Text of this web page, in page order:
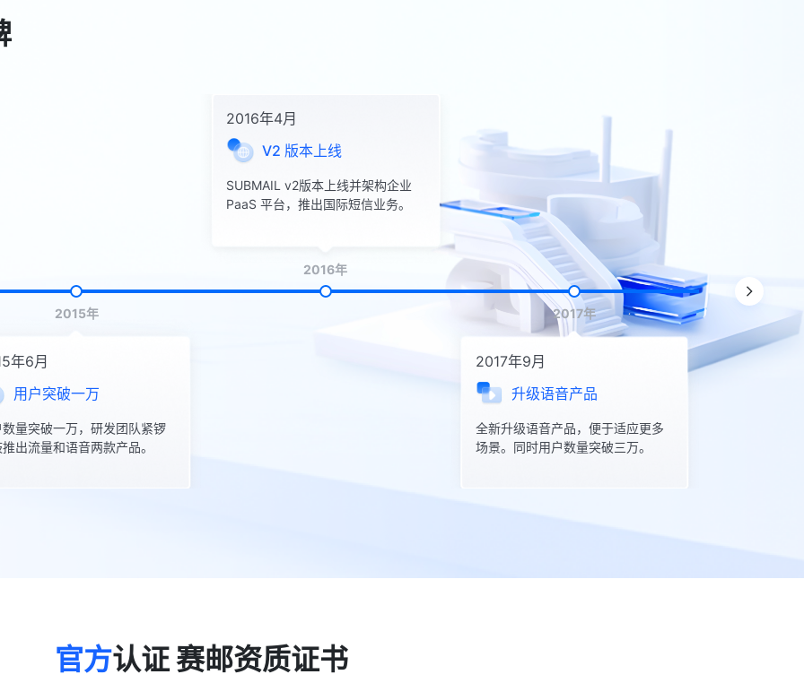
2015年
年6月
用户突破一万
量突破一万，研发团队紧锣
出流量和语音两款产品。
2016年
2016年4月
V2 版本上线
SUBMAIL v2版本上线并架构企业
PaaS 平台，推出国际短信业务。
2017年
2017年9月
升级语音产品
全新升级语音产品，便于适应更多
场景。同时用户数量突破三万。
官方认证 赛邮资质证书